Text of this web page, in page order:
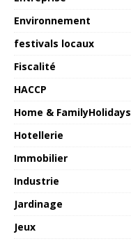
Environnement
festivals locaux
Fiscalité
HACCP
Home & FamilyHolidays
Hotellerie
Immobilier
Industrie
Jardinage
Jeux